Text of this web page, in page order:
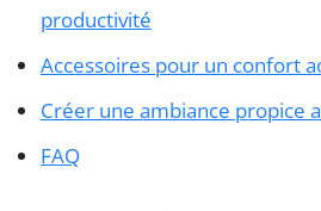
productivité
Accessoires pour un confort
Créer une ambiance propice
FAQ